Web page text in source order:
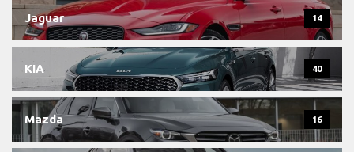
Jaguar 14
KIA 40
Mazda 16